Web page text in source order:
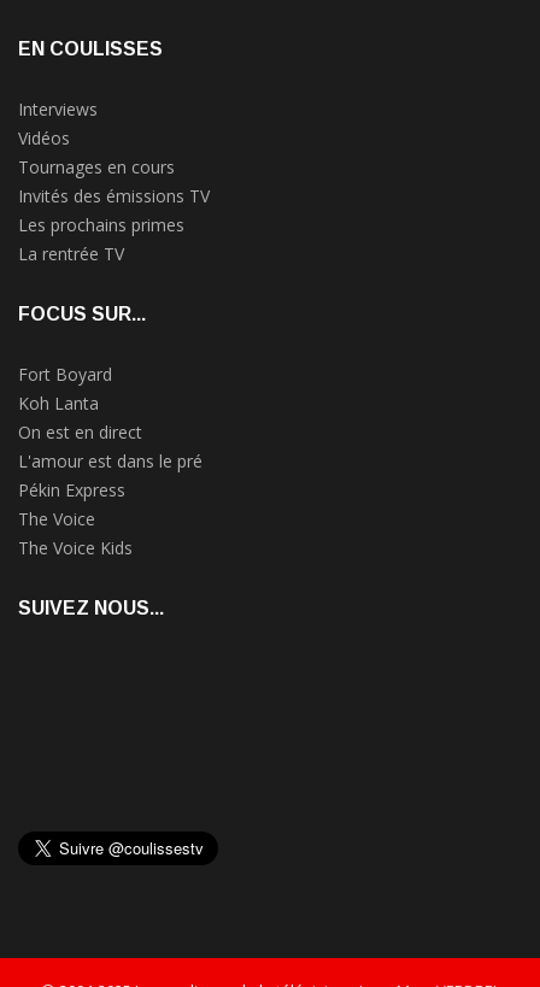
EN COULISSES
Interviews
Vidéos
Tournages en cours
Invités des émissions TV
Les prochains primes
La rentrée TV
FOCUS SUR...
Fort Boyard
Koh Lanta
On est en direct
L'amour est dans le pré
Pékin Express
The Voice
The Voice Kids
SUIVEZ NOUS...